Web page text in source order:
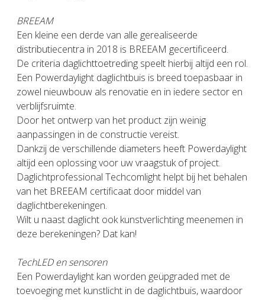
BREEAM
Een kleine een derde van alle gerealiseerde
distributiecentra in 2018 is BREEAM gecertificeerd.
De criteria daglichttoetreding speelt hierbij altijd een rol.
Een Powerdaylight daglichtbuis is breed toepasbaar in
zowel nieuwbouw als renovatie en in iedere sector en
verblijfsruimte.
Door het ontwerp van het product zijn weinig
aanpassingen in de constructie vereist.
Dankzij de verschillende diameters heeft Powerdaylight
altijd een oplossing voor uw vraagstuk of project.
Daglichtprofessional Techcomlight helpt bij het behalen
van het BREEAM certificaat door middel van
daglichtberekeningen.
Wilt u naast daglicht ook kunstverlichting meenemen in
deze berekeningen? Dat kan!
TechLED en sensoren
Een Powerdaylight kan worden geüpgraded met de
toevoeging met kunstlicht in de daglichtbuis, waardoor